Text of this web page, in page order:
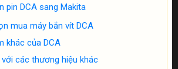
pin DCA sang Makita
mua máy bắn vít DCA
khác của DCA
với các thương hiệu khác